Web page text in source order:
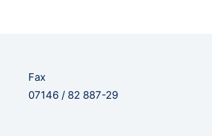
Fax
07146 / 82 887-29